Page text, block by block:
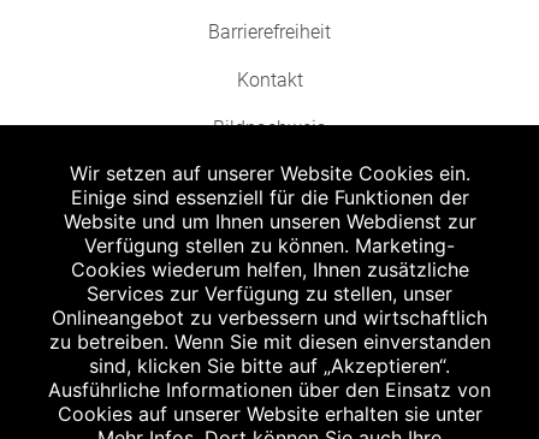
Barrierefreiheit
Kontakt
Bildnachweis
Abgabe in haushaltsüblichen Mengen, solange der Vorrat reicht. Für Druck-
und Satzfehler keine Haftung.
Zu Risiken und Nebenwirkungen lesen Sie die Packungsbeilage und fragen
Sie Ihren Arzt oder Apotheker.
Angabe nach der deutschen Arzneimitteltaxe Apothekenerstattungspreis
(AEP). Der AEP ist keine unverbindliche Preisempfehlung der Hersteller. Der
AEP ist ein von den Apotheken in Ansatz gebrachter Preis für rezeptfreie
Arzneimittel. Er entspricht in der Höhe dem für Apotheken verbindlichen
Wir setzen auf unserer Website Cookies ein.
Einige sind essenziell für die Funktionen der
Website und um Ihnen unseren Webdienst zur
Verfügung stellen zu können. Marketing-
Cookies wiederum helfen, Ihnen zusätzliche
Services zur Verfügung zu stellen, unser
Onlineangebot zu verbessern und wirtschaftlich
zu betreiben. Wenn Sie mit diesen einverstanden
sind, klicken Sie bitte auf „Akzeptieren“.
Ausführliche Informationen über den Einsatz von
Cookies auf unserer Website erhalten sie unter